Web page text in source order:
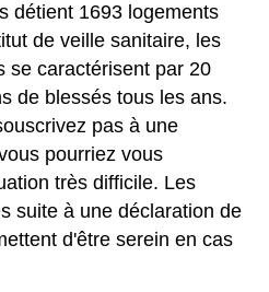
détient 1693 logements
de veille sanitaire, les
se caractérisent par 20
de blessés tous les ans.
pas à une
pourriez vous
très difficile. Les
suite à une déclaration de
d'être serein en cas